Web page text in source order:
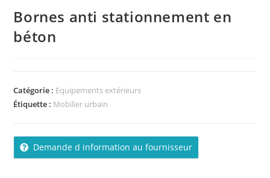
Bornes anti stationnement en
béton
Catégorie : Equipements extérieurs
Étiquette : Mobilier urbain
Demande d information au fournisseur